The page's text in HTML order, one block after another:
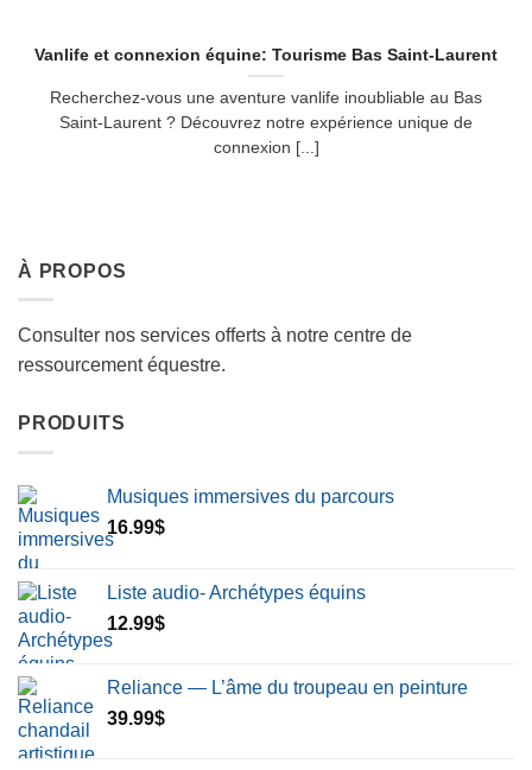
Vanlife et connexion équine: Tourisme Bas Saint-Laurent
Recherchez-vous une aventure vanlife inoubliable au Bas
Saint-Laurent ? Découvrez notre expérience unique de
connexion [...]
À PROPOS
Consulter nos services offerts à notre centre de
ressourcement équestre.
PRODUITS
Musiques immersives du parcours
16.99$
Liste audio- Archétypes équins
12.99$
Reliance — L’âme du troupeau en peinture
39.99$